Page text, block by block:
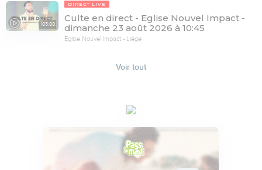
105:00
DIRECT LIVE
Culte en direct - Eglise Nouvel Impact -
dimanche 23 août 2026 à 10:45
Eglise Nouvel Impact - Liège
Voir tout